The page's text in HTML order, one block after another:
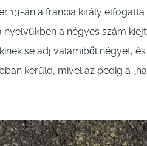
13-án a francia király
a négyes szám
se adj valamiből négyet,
kerüld, mivel az pedig a